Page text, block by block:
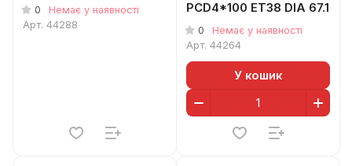
0
Немає у наявності
Арт. 44288
PCD4*100 ET38 DIA 67.1
0
Немає у наявності
Арт. 44264
У кошик